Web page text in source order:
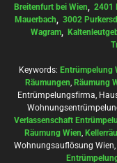
Breitenfurt bei Wien, 2401
Mauerbach, 3002
Wagram,
Keywords: Entrümpelung
Räumungen, Räumung
Entrümpelungsfirma,
Verlassenschaft
Räumung Wien,
Wohnungsauflösung